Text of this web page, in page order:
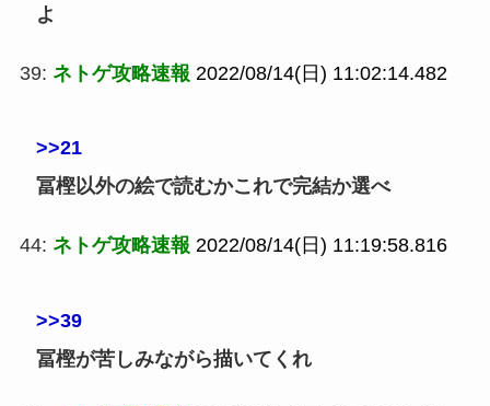
よ
39: ネトゲ攻略速報 2022/08/14(日) 11:02:14.482
>>21
冨樫以外の絵で読むかこれで完結か選べ
44: ネトゲ攻略速報 2022/08/14(日) 11:19:58.816
>>39
冨樫が苦しみながら描いてくれ